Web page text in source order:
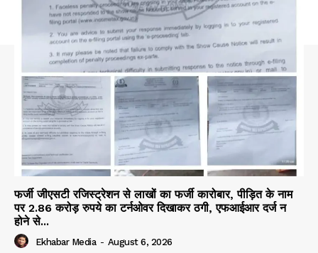
फर्जी जीएसटी रजिस्ट्रेशन से लाखों का फर्जी कारोबार, पीड़ित के नाम
पर 2.86 करोड़ रुपये का टर्नओवर दिखाकर ठगी, एफआईआर दर्ज न
होने से...
Ekhabar Media - August 6, 2026